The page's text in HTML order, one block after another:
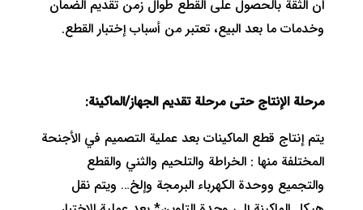
ان الثقة بالحصول على القطع طوال زمن تقديم الضمان
وخدمات ما بعد البيع، تعتبر من أسباب إختبار القطع.
مرحلة الإنتاج حتى مرحلة تقديم الجهاز/الماكينة:
يتم إنتاج قطع الماكينات بعد عملية التصميم في الأجنحة
المختلفة منها : الخراطة والتلحيم والثني والقطع
والتجميع ووحدة الكهرباء البرمجة وإلخ… ويتم نقل